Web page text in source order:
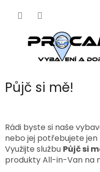
Půjč si mě!
Rádi byste si naše
nebo jej potřebujete
Využijte službu Půjč si
produkty All-in-Van na